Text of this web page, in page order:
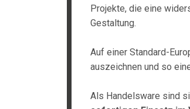
Projekte, die eine
Gestaltung.
Auf einer Standard-
auszeichnen und so
Als Handelsware sind